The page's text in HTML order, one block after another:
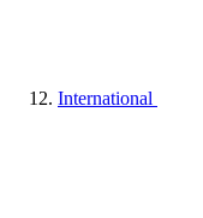
International